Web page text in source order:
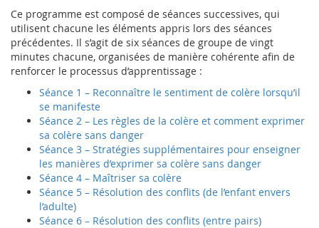
Ce programme est composé de séances successives, qui
utilisent chacune les éléments appris lors des séances
précédentes. Il s’agit de six séances de groupe de vingt
minutes chacune, organisées de manière cohérente afin de
renforcer le processus d’apprentissage :
Séance 1 – Reconnaître le sentiment de colère lorsqu’il
se manifeste
Séance 2 – Les règles de la colère et comment exprimer
sa colère sans danger
Séance 3 – Stratégies supplémentaires pour enseigner
les manières d’exprimer sa colère sans danger
Séance 4 – Maîtriser sa colère
Séance 5 – Résolution des conflits (de l’enfant envers
l’adulte)
Séance 6 – Résolution des conflits (entre pairs)